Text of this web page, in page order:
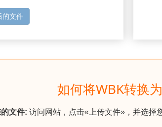
的文件
如何将WBK转换
的文件: 访问网站，点击«上传文件»，并选择